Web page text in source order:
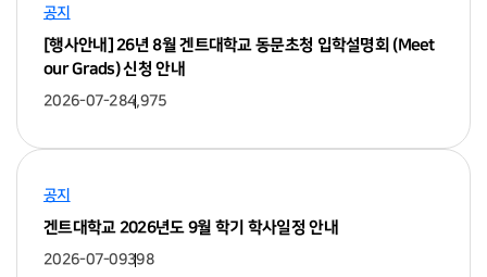
공지
[행사안내] 26년 8월 겐트대학교 동문초청 입학설명회 (Meet
our Grads) 신청 안내
2026-07-284,975
공지
겐트대학교 2026년도 9월 학기 학사일정 안내
2026-07-09398